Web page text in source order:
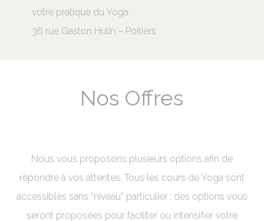
votre pratique du Yoga.
36 rue Gaston Hulin – Poitiers
Nos Offres
Nous vous proposons plusieurs options afin de
répondre à vos attentes. Tous les cours de Yoga sont
accessibles sans “niveau” particulier ; des options vous
seront proposées pour faciliter ou intensifier votre